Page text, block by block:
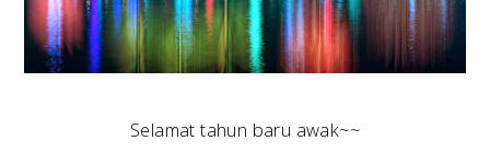
Selamat tahun baru awak~~